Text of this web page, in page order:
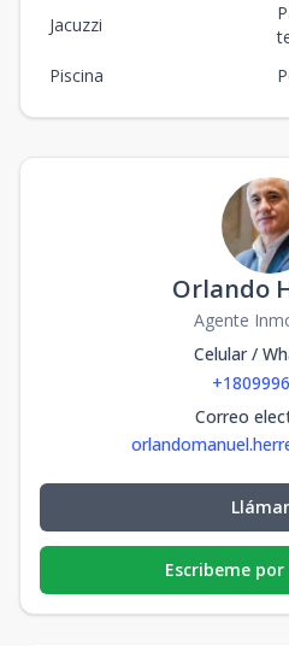
Jacuzzi
Piscina
Orlando
Agente
Celular /
Correo
Escribeme